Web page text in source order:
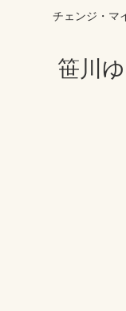
チェンジ・マ
笹川